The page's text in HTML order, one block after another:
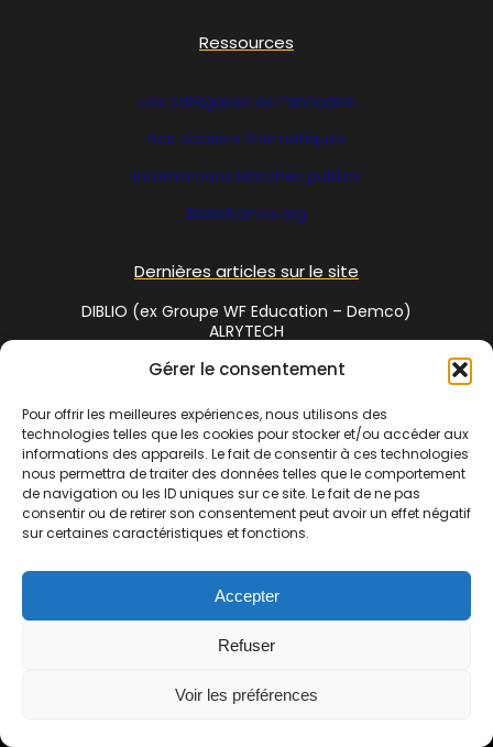
Gérer le consentement
Pour offrir les meilleures expériences, nous utilisons des
technologies telles que les cookies pour stocker et/ou accéder aux
informations des appareils. Le fait de consentir à ces technologies
nous permettra de traiter des données telles que le comportement
de navigation ou les ID uniques sur ce site. Le fait de ne pas
consentir ou de retirer son consentement peut avoir un effet négatif
sur certaines caractéristiques et fonctions.
Accepter
Refuser
Voir les préférences
Ressources
Les catégories de l’annuaire
Nos dossiers thématiques
Informations Marchés publics
Bibliofrance.org
Dernières articles sur le site
DIBLIO (ex Groupe WF Education – Demco)
ALRYTECH
Social Media
Twitter
Cet annuaire est une réalisation deBibliofrance.org, site
coopératif de bibliothécaires | La commercialisation de cet
espace est assuré parwww.bibliosud.org Association Loi 1901
enregistrée sous le RNA N° W342002610 – N° Siret 838 720 191
00017 – Adresse : 1 chemin des gandials 34260 Ceilhes et
Rocozels | Copyright © 2007-2024 Bibliofrance.org. Tous droits